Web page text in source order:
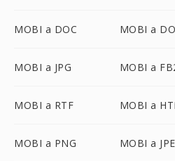
MOBI a DOC MOBI a
MOBI a JPG MOBI a
MOBI a RTF MOBI a
MOBI a PNG MOBI a